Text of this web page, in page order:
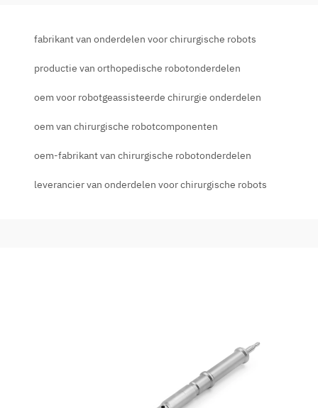
fabrikant van onderdelen voor chirurgische robots
productie van orthopedische robotonderdelen
oem voor robotgeassisteerde chirurgie onderdelen
oem van chirurgische robotcomponenten
oem-fabrikant van chirurgische robotonderdelen
leverancier van onderdelen voor chirurgische robots